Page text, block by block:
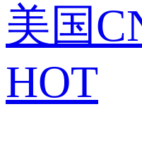
美国
HOT